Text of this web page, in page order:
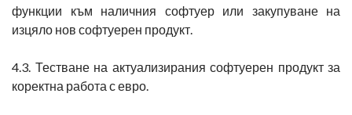
функции към наличния софтуер или закупуване на
изцяло нов софтуерен продукт.
4.3. Тестване на актуализирания софтуерен продукт за
коректна работа с евро.